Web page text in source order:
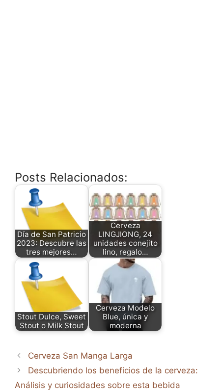
Posts Relacionados:
Día de San Patricio
2023: Descubre las
tres mejores…
Cerveza
LINGJIONG, 24
unidades conejito
lino, regalo…
Stout Dulce, Sweet
Stout o Milk Stout
Cerveza Modelo
Blue, única y
moderna
Cerveza San Manga Larga
Descubriendo los beneficios de la cerveza:
Análisis y curiosidades sobre esta bebida